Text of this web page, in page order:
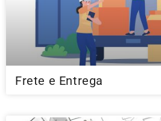
Frete e Entrega